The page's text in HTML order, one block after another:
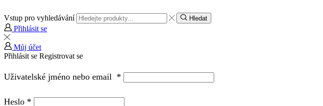
Vstup pro vyhledávání Hledat
Přihlásit se
Můj účet
Přihlásit se Registrovat se
Uživatelské jméno nebo email *
Heslo *